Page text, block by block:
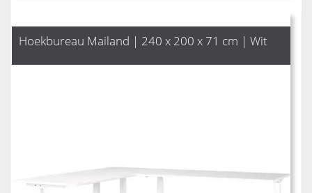
Hoekbureau Mailand | 240 x 200 x 71 cm | Wit